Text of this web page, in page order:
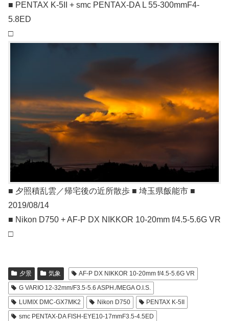
■ PENTAX K-5II + smc PENTAX-DA L 55-300mmF4-
5.8ED
□
■ 夕照積乱雲／帰宅後の近所散歩 ■ 埼玉県飯能市 ■
2019/08/14
■ Nikon D750 + AF-P DX NIKKOR 10-20mm f/4.5-5.6G VR
□
夕景 気象
AF-P DX NIKKOR 10-20mm f/4.5-5.6G VR
G VARIO 12-32mm/F3.5-5.6 ASPH./MEGA O.I.S.
LUMIX DMC-GX7MK2
Nikon D750
PENTAX K-5II
smc PENTAX-DA FISH-EYE10-17mmF3.5-4.5ED